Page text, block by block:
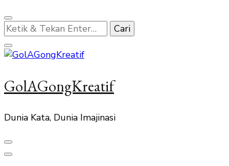
Mencari
Sesuatu?
GolAGongKreatif
Dunia Kata, Dunia Imajinasi